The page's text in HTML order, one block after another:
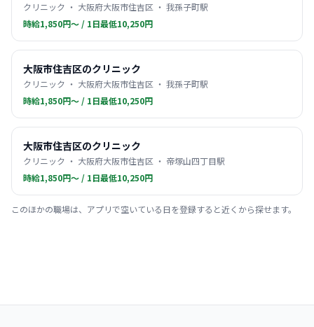
クリニック ・ 大阪府大阪市住吉区 ・ 我孫子町駅
時給1,850円〜 / 1日最低10,250円
大阪市住吉区のクリニック
クリニック ・ 大阪府大阪市住吉区 ・ 我孫子町駅
時給1,850円〜 / 1日最低10,250円
大阪市住吉区のクリニック
クリニック ・ 大阪府大阪市住吉区 ・ 帝塚山四丁目駅
時給1,850円〜 / 1日最低10,250円
このほかの職場は、アプリで空いている日を登録すると近くから探せます。